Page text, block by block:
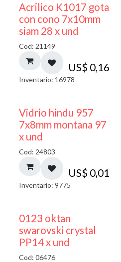
Acrilico K1017 gota
con cono 7x10mm
siam 28 x und
Cod: 21149
US$ 0,16
Inventario: 16978
40% DESCUENTO
Vidrio hindu 957
7x8mm montana 97
x und
Cod: 24803
US$ 0,01
Inventario: 9775
0123 oktan
swarovski crystal
PP14 x und
Cod: 06476